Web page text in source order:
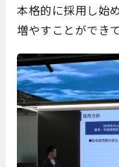
本格的に採用し始
増やすことができ